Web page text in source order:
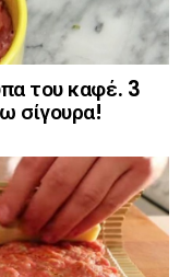
του καφέ. 3
σίγουρα!